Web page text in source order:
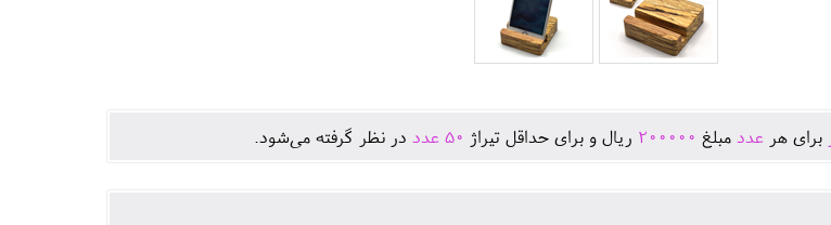
برای هر عدد مبلغ 200000 ريال و برای حداقل تيراژ 50 عدد در نظر گرفته می‌شود.